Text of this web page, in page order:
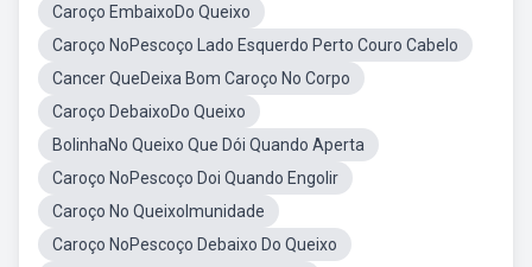
Caroço EmbaixoDo Queixo
Caroço NoPescoço Lado Esquerdo Perto Couro Cabelo
Cancer QueDeixa Bom Caroço No Corpo
Caroço DebaixoDo Queixo
BolinhaNo Queixo Que Dói Quando Aperta
Caroço NoPescoço Doi Quando Engolir
Caroço No QueixoImunidade
Caroço NoPescoço Debaixo Do Queixo